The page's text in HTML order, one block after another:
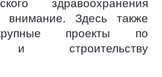
здравоохранения
внимание. Здесь также
проекты по
и строительству